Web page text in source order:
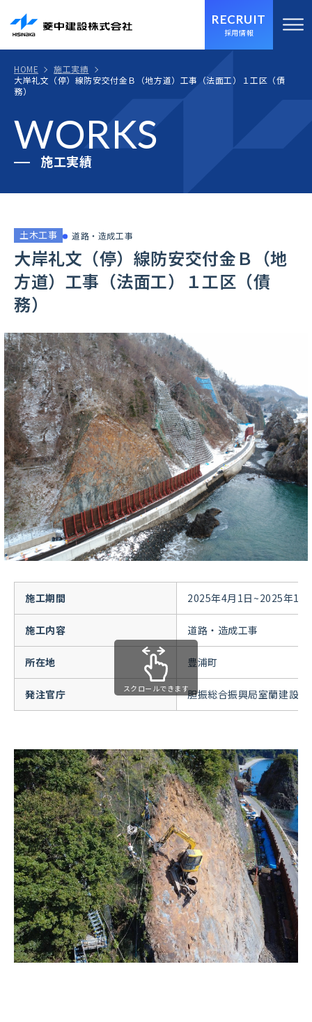
RECRUIT
採用情報
HOME
施工実績
⼤岸礼⽂（停）線防安交付⾦Ｂ（地⽅道）⼯事（法⾯⼯）１⼯区（債
務）
WORKS
施工実績
土木工事 道路・造成工事
⼤岸礼⽂（停）線防安交付⾦Ｂ（地
⽅道）⼯事（法⾯⼯）１⼯区（債
務）
施工期間 2025年4月1日~2025年12
施工内容 道路・造成⼯事
所在地 豊浦町
発注官庁 胆振総合振興局室蘭建設管
スクロールできます